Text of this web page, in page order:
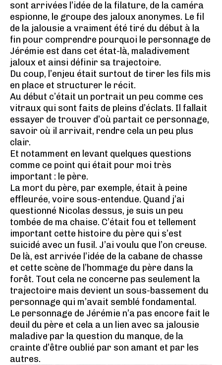
sont arrivées l’idée de la filature, de la caméra
espionne, le groupe des jaloux anonymes. Le fil
de la jalousie a vraiment été tiré du début à la
fin pour comprendre pourquoi le personnage de
Jérémie est dans cet état-là, maladivement
jaloux et ainsi définir sa trajectoire.
Du coup, l’enjeu était surtout de tirer les fils mis
en place et structurer le récit.
Au début c’était un portrait un peu comme ces
vitraux qui sont faits de pleins d’éclats. Il fallait
essayer de trouver d’où partait ce personnage,
savoir où il arrivait, rendre cela un peu plus
clair.
Et notamment en levant quelques questions
comme ce point qui était pour moi très
important : le père.
La mort du père, par exemple, était à peine
effleurée, voire sous-entendue. Quand j’ai
questionné Nicolas dessus, je suis un peu
tombée de ma chaise. C’était fou et tellement
important cette histoire du père qui s’est
suicidé avec un fusil. J’ai voulu que l’on creuse.
De là, est arrivée l’idée de la cabane de chasse
et cette scène de l’hommage du père dans la
forêt. Tout cela ne concerne pas seulement la
trajectoire mais devient un sous-bassement du
personnage qui m’avait semblé fondamental.
Le personnage de Jérémie n’a pas encore fait le
deuil du père et cela a un lien avec sa jalousie
maladive par la question du manque, de la
crainte d’être oublié par son amant et par les
autres.